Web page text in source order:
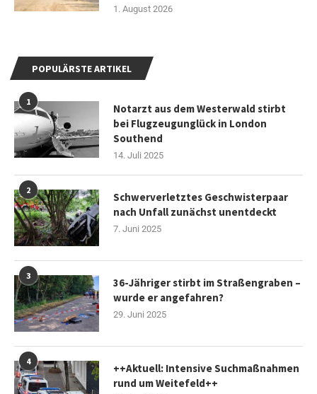
1. August 2026
POPULÄRSTE ARTIKEL
1
Notarzt aus dem Westerwald stirbt
bei Flugzeugunglück in London
Southend
14. Juli 2025
2
Schwerverletztes Geschwisterpaar
nach Unfall zunächst unentdeckt
7. Juni 2025
3
36-Jähriger stirbt im Straßengraben –
wurde er angefahren?
29. Juni 2025
4
++Aktuell: Intensive Suchmaßnahmen
rund um Weitefeld++